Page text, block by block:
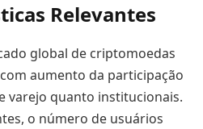
Relevantes
global de criptomoedas
aumento da participação
varejo quanto institucionais.
o número de usuários